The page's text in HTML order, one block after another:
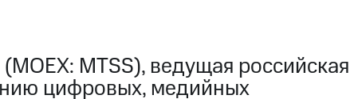
MTSS), ведущая российская
цифровых, медийных